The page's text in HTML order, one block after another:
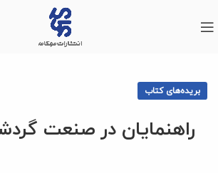
بریده‌های کتاب
راهنمایان در صنعت